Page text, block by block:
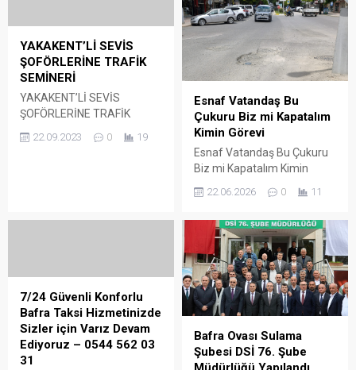
YAKAKENT’Lİ SEVİS
ŞOFÖRLERİNE TRAFİK
SEMİNERİ
YAKAKENT’Lİ SEVİS
ŞOFÖRLERİNE TRAFİK
SEMİNERİ SAMSUN’UN
Yakakent ilçesinde, Okul
kapsamında; Alaçam Trafik
Jandarma Timleri, Yakakent
İlçe Emniyet Müdürlüğü...
22.09.2023 0 19
Esnaf Vatandaş Bu
Çukuru Biz mi Kapatalım
Kimin Görevi
Esnaf Vatandaş Bu Çukuru
Biz mi Kapatalım Kimin
Görevi Samsun’un Bafra
ilçesi, Hacınabi Mahallesi
üzerindeki oluşan çukur
Tehlikeye Davetiye çıkarıyor.
Hacınabi Mahallesi Atatürk
Bulvarı yolu üzerindeki
Esnaf ve vatandaş
yetkililere seslendi. Bu yol
kapatacak, vatandaş, esnaf,
Büyükşehir veya Bafra
22.06.2026 0 11
7/24 Güvenli Konforlu
Bafra Taksi Hizmetinizde
Sizler için Varız Devam
Ediyoruz – 0544 562 03
31
Bafra Ovası Sulama
Şubesi DSİ 76. Şube